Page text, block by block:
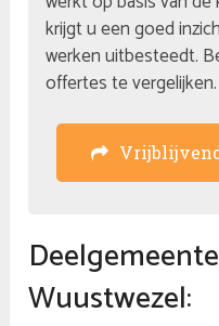
krijgt u een goed
werken uitbesteedt.
offertes te vergelijken.
Wuustwezel: